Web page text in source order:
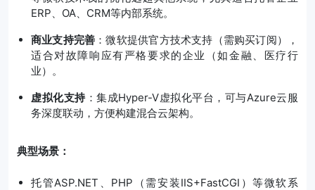
ERP、OA、CRM等内部系统。
商业支持完善 ：微软提供官方技术支持（需购买订阅），
适合对故障响应有严格要求的企业（如金融、医疗行
业）。
虚拟化支持：集成Hyper-V虚拟化平台，可与Azure云服
务深度联动，方便构建混合云架构。
典型场景：
托管ASP.NET、PHP（需安装IIS+FastCGI）等微软系